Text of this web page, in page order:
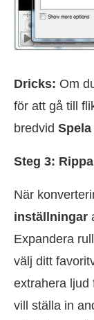
Dricks: Om
för att gå till
bredvid Spela
Steg 3:
När
inställningar
Expandera
välj ditt
extrahera ljud
vill ställa in